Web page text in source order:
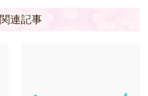
関連記事